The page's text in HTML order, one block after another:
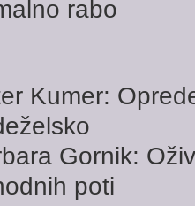
rabo
Kumer:
Gornik:
poti